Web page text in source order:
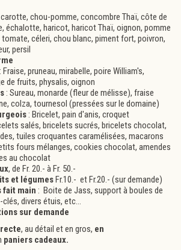
carotte, chou-pomme, concombre Thaï, côte de
échalotte, haricot, haricot Thaï, oignon, pomme
tomate, céleri, chou blanc, piment fort, poivron,
persil
: Fraise, pruneau, mirabelle, poire William's,
de fruits, physalis, oignon
: Sureau, monarde (fleur de mélisse), fraise
colza, tournesol (pressées sur le domaine)
: Bricelet, pain d'anis, croquet
salés, bricelets sucrés, bricelets chocolat,
tuiles croquantes caramélisées, macarons
fours mélanges, cookies chocolat, amendes
au chocolat
, de Fr. 20.- à Fr. 50.-
et légumesFr.10.- et Fr.20.- (sur demande)
fait main : Boite de Jass, support à boules de
divers étuis, etc...
sur demande
, au détail et en gros, en
paniers cadeaux.